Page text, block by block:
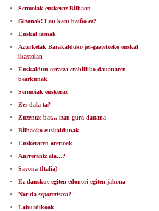
Sermoiak euskeraz Bilbaon
Gizonak! Lau katu baiño ez?
Euskal izenak
Azterketak Barakaldoko jel-gaztetxeko euskal
ikastolan
Euskaldun orratza erabilliko dauanaren
bearkunak
Sermoiak euskeraz
Zer dala ta?
Zuzentze bat... izan gura dauana
Bilbaoko euskaldunak
Euskeraren arerioak
Aurrerantz ala...?
Savona (Italia)
Ez dauskue egiten edonori egiten jakona
Nor da separatistea?
Laburdikoak